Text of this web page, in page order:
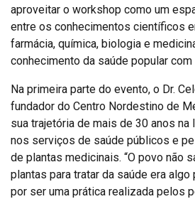
aproveitar o workshop como um
entre os conhecimentos científicos
farmácia, química, biologia e
conhecimento da saúde popular
Na primeira parte do evento, o Dr.
fundador do Centro Nordestino de
sua trajetória de mais de 30 anos na
nos serviços de saúde públicos e
de plantas medicinais. “O povo não
plantas para tratar da saúde era
por ser uma prática realizada pelos